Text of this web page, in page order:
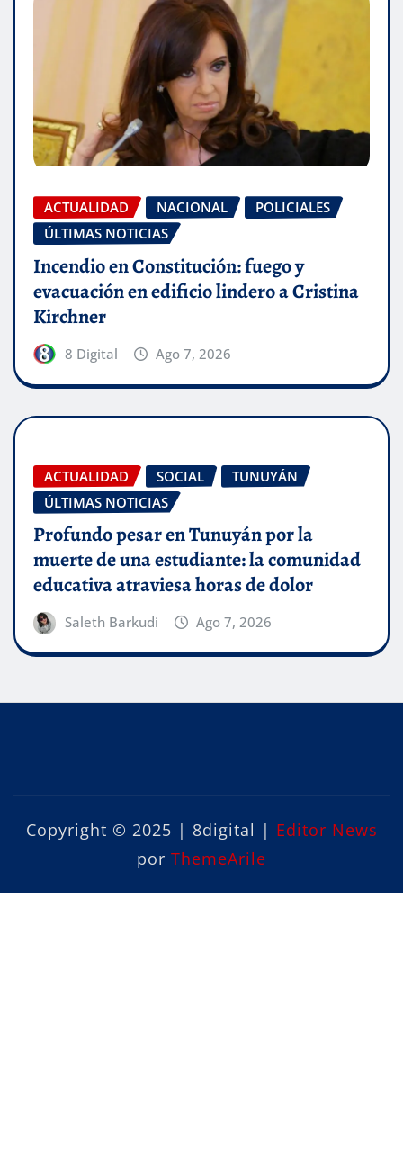
ACTUALIDAD NACIONAL
POLICIALES
ÚLTIMAS NOTICIAS
Incendio en Constitución: fuego y
evacuación en edificio lindero a Cristina
Kirchner
8 Digital Ago 7, 2026
ACTUALIDAD SOCIAL
TUNUYÁN
ÚLTIMAS NOTICIAS
Profundo pesar en Tunuyán por la
muerte de una estudiante: la comunidad
educativa atraviesa horas de dolor
Saleth Barkudi Ago 7, 2026
Copyright © 2025 | 8digital | Editor News
por ThemeArile